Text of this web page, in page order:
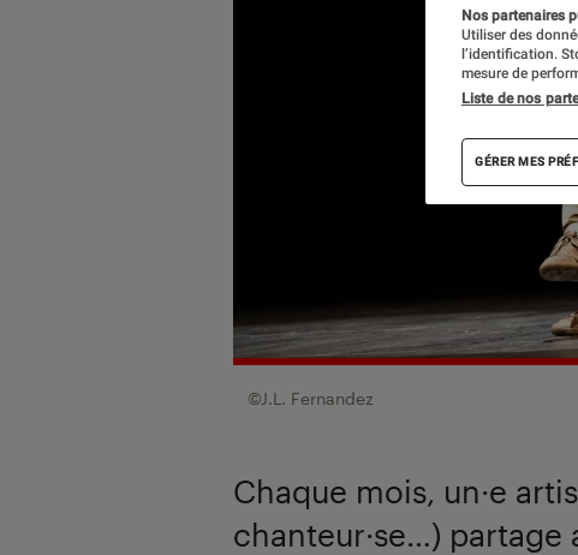
©J.L. Fernandez
Chaque mois, un·e
chanteur·se…) partage
Nos partenaires
Utiliser des
l’identification.
mesure de
Liste de nos
GÉRER MES